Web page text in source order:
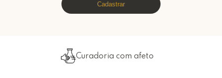
Cadastrar
Embalado com carinho